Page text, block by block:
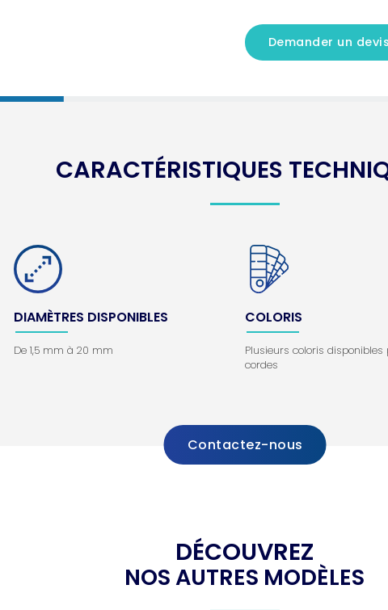
Demander un devis
CARACTÉRISTIQUES
DIAMÈTRES DISPONIBLES
De 1,5 mm à 20 mm
COLORIS
Plusieurs coloris disponibles
cordes
Contactez-nous
DÉCOUVREZ
NOS AUTRES MODÈLES